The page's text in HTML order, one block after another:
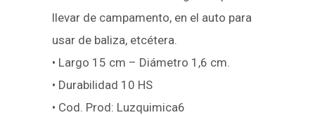
llevar de campamento, en el auto para
usar de baliza, etcétera.
• Largo 15 cm – Diámetro 1,6 cm.
• Durabilidad 10 HS
• Cod. Prod: Luzquimica6